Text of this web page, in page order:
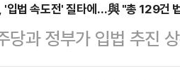
'입법 속도전' 질타에…與 "총 129건
당과 정부가 입법 추진
회 우선 통과 필요 법안